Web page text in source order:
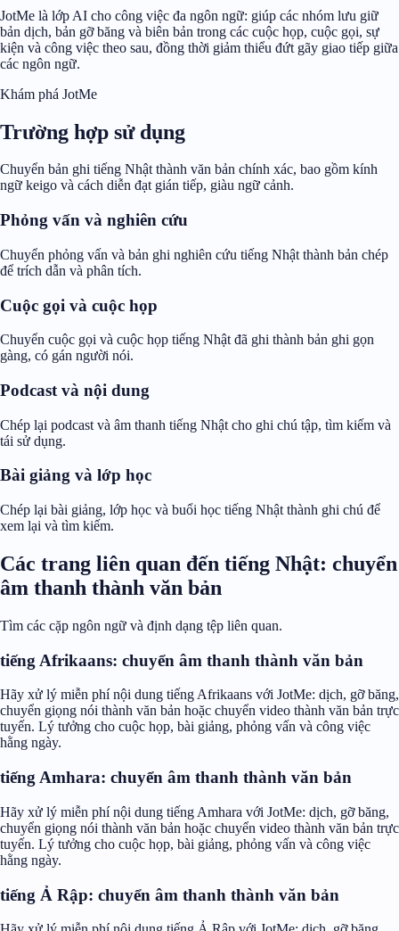
JotMe là lớp AI cho công việc đa ngôn ngữ: giúp các nhóm lưu giữ
bản dịch, bản gỡ băng và biên bản trong các cuộc họp, cuộc gọi, sự
kiện và công việc theo sau, đồng thời giảm thiểu đứt gãy giao tiếp giữa
các ngôn ngữ.
Khám phá JotMe
Trường hợp sử dụng
Chuyển bản ghi tiếng Nhật thành văn bản chính xác, bao gồm kính
ngữ keigo và cách diễn đạt gián tiếp, giàu ngữ cảnh.
Phỏng vấn và nghiên cứu
Chuyển phỏng vấn và bản ghi nghiên cứu tiếng Nhật thành bản chép
để trích dẫn và phân tích.
Cuộc gọi và cuộc họp
Chuyển cuộc gọi và cuộc họp tiếng Nhật đã ghi thành bản ghi gọn
gàng, có gán người nói.
Podcast và nội dung
Chép lại podcast và âm thanh tiếng Nhật cho ghi chú tập, tìm kiếm và
tái sử dụng.
Bài giảng và lớp học
Chép lại bài giảng, lớp học và buổi học tiếng Nhật thành ghi chú để
xem lại và tìm kiếm.
Các trang liên quan đến tiếng Nhật: chuyển
âm thanh thành văn bản
Tìm các cặp ngôn ngữ và định dạng tệp liên quan.
tiếng Afrikaans: chuyển âm thanh thành văn bản
Hãy xử lý miễn phí nội dung tiếng Afrikaans với JotMe: dịch, gỡ băng,
chuyển giọng nói thành văn bản hoặc chuyển video thành văn bản trực
tuyến. Lý tưởng cho cuộc họp, bài giảng, phỏng vấn và công việc
hằng ngày.
tiếng Amhara: chuyển âm thanh thành văn bản
Hãy xử lý miễn phí nội dung tiếng Amhara với JotMe: dịch, gỡ băng,
chuyển giọng nói thành văn bản hoặc chuyển video thành văn bản trực
tuyến. Lý tưởng cho cuộc họp, bài giảng, phỏng vấn và công việc
hằng ngày.
tiếng Ả Rập: chuyển âm thanh thành văn bản